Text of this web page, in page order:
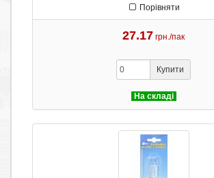
Порівняти
27.17 грн./пак
Купити
На складі